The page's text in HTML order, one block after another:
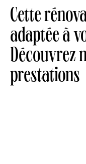
Cette
adaptée à
Découvrez
prestations